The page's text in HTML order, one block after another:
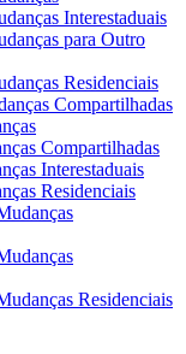
Interestaduais
para Outro
Residenciais
Compartilhadas
Compartilhadas
Interestaduais
Residenciais
Residenciais